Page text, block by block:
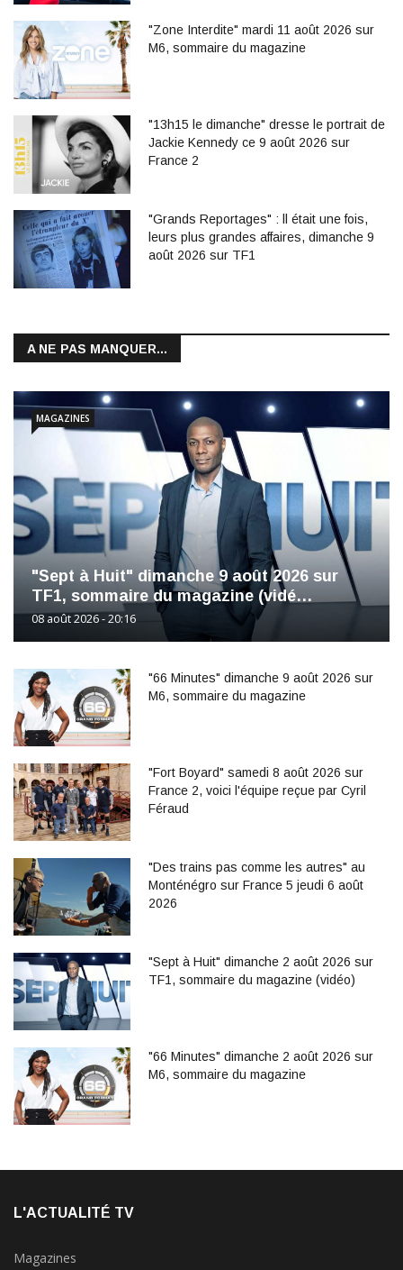
"Zone Interdite" mardi 11 août 2026 sur
M6, sommaire du magazine
"13h15 le dimanche" dresse le portrait de
Jackie Kennedy ce 9 août 2026 sur
France 2
"Grands Reportages" : ll était une fois,
leurs plus grandes affaires, dimanche 9
août 2026 sur TF1
A NE PAS MANQUER...
"Sept à Huit" dimanche 9 août 2026 sur
TF1, sommaire du magazine (vidé…
08 août 2026 - 20:16
MAGAZINES
"66 Minutes" dimanche 9 août 2026 sur
M6, sommaire du magazine
"Fort Boyard" samedi 8 août 2026 sur
France 2, voici l'équipe reçue par Cyril
Féraud
"Des trains pas comme les autres" au
Monténégro sur France 5 jeudi 6 août
2026
"Sept à Huit" dimanche 2 août 2026 sur
TF1, sommaire du magazine (vidéo)
"66 Minutes" dimanche 2 août 2026 sur
M6, sommaire du magazine
L'ACTUALITÉ TV
Magazines